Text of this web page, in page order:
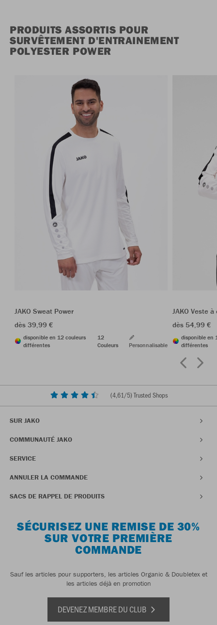
PRODUITS ASSORTIS POUR
SURVÊTEMENT D'ENTRAINEMENT
POLYESTER POWER
JAKO Sweat Power
dès 39,99 €
disponible en 12 couleurs
différentes
12
Couleurs
Personnalisable
JAKO Veste
dès 54,99 €
disponible en
différentes
(4,61/5) Trusted Shops
SUR JAKO
COMMUNAUTÉ JAKO
SERVICE
ANNULER LA COMMANDE
SACS DE RAPPEL DE PRODUITS
SÉCURISEZ UNE REMISE DE 30%
SUR VOTRE PREMIÈRE
COMMANDE
Sauf les articles pour supporters, les articles Organic & Doubletex et
les articles déjà en promotion
DEVENEZ MEMBRE DU CLUB